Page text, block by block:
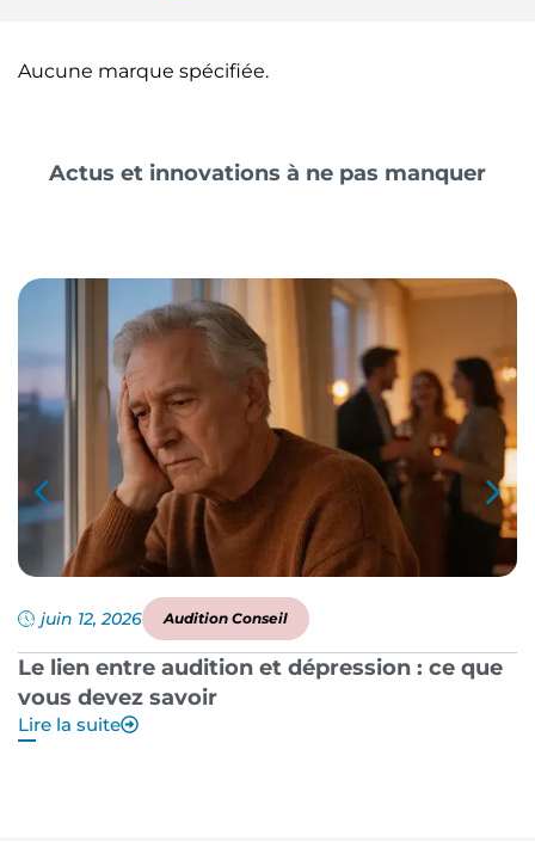
Aucune marque spécifiée.
Actus et innovations à ne pas manquer
juin 12, 2026 Audition Conseil
Le lien entre audition et dépression : ce que
vous devez savoir
Lire la suite